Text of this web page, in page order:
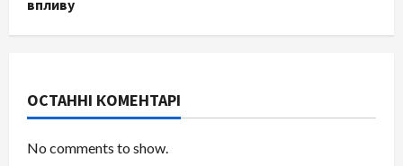
впливу
ОСТАННІ КОМЕНТАРІ
No comments to show.